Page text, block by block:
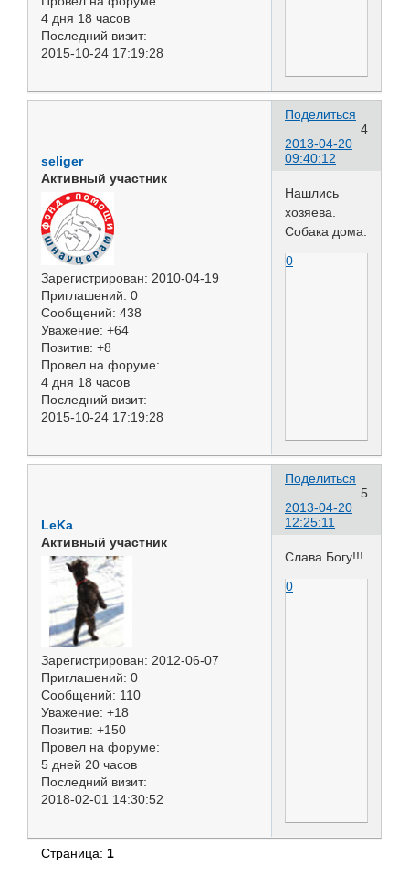
4 дня 18 часов
Последний визит:
2015-10-24 17:19:28
Поделиться
4
2013-04-20
09:40:12
seliger
Активный участник
Зарегистрирован: 2010-04-19
Приглашений: 0
Сообщений: 438
Уважение: +64
Позитив: +8
Провел на форуме:
4 дня 18 часов
Последний визит:
2015-10-24 17:19:28
Нашлись
хозяева.
Собака дома.
0
Поделиться
5
2013-04-20
12:25:11
LeKa
Активный участник
Зарегистрирован: 2012-06-07
Приглашений: 0
Сообщений: 110
Уважение: +18
Позитив: +150
Провел на форуме:
5 дней 20 часов
Последний визит:
2018-02-01 14:30:52
Слава Богу!!!
0
Страница:1